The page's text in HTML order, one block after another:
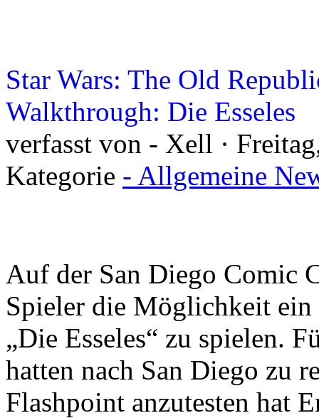
Star Wars: The Old
Walkthrough: Die Esseles
verfasst von - Xell ·
Kategorie - Allgemeine
Auf der San Diego Comic
Spieler die Möglichkeit ein
„Die Esseles“ zu spielen.
hatten nach San Diego zu
Flashpoint anzutesten hat